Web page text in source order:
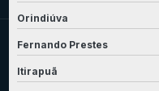
Orindiúva
Fernando Prestes
Itirapuã